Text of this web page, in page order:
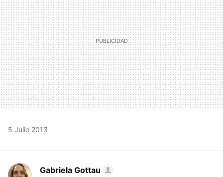
5 Julio 2013
Gabriela Gottau